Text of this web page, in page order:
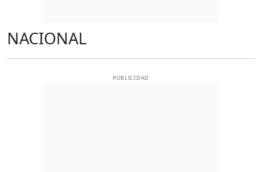
NACIONAL
PUBLICIDAD